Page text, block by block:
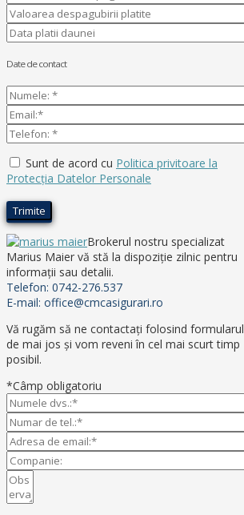
Date de contact
Sunt de acord cu Politica privitoare la
Protecţia Datelor Personale
Brokerul nostru specializat
Marius Maier vă stă la dispoziţie zilnic pentru
informaţii sau detalii.
Telefon: 0742-276.537
E-mail: office@cmcasigurari.ro
Vă rugăm să ne contactaţi folosind formularul
de mai jos şi vom reveni în cel mai scurt timp
posibil.
*Câmp obligatoriu